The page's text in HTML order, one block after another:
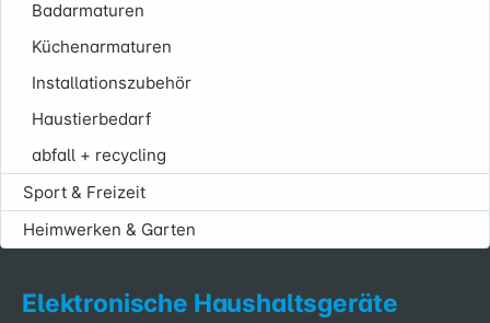
Badarmaturen
Küchenarmaturen
Installationszubehör
Haustierbedarf
abfall + recycling
Sport & Freizeit
Heimwerken & Garten
Elektronische Haushaltsgeräte